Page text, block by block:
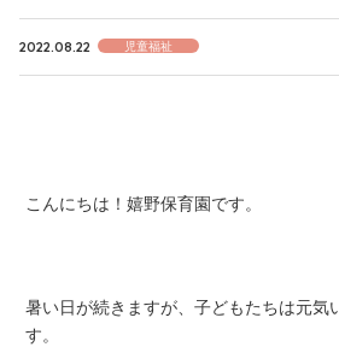
2022.08.22 児童福祉
こんにちは！嬉野保育園です。
暑い日が続きますが、子どもたちは元気
す。